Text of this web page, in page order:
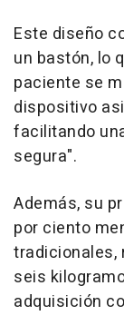
Este diseño
un bastón, lo
paciente se
dispositivo
facilitando
segura".
Además, su
por ciento
tradicionales,
seis
adquisición